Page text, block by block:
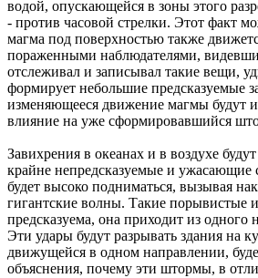
водой, опускающейся в зоны этого
- против часовой стрелки. Этот факт
магма под поверхностью также
пораженными наблюдателями,
отслеживал и записывал такие вещи,
формирует небольшие предсказуемые
изменяющееся движение магмы будут
влияние на уже сформировавшийся
Завихрения в океанах и в воздухе
крайне непредсказуемые и
будет высоко подниматься, вызывая
гигантские волны. Такие порывистые
предсказуема, она приходит из
Эти удары будут разрывать здания на
движущейся в одном направлении,
объяснения, почему эти штормы, в